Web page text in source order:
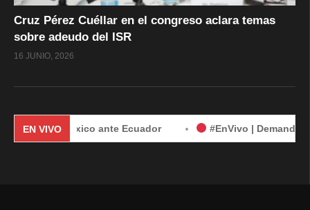
Cruz Pérez Cuéllar en el congreso aclara temas
sobre adeudo del ISR
16 JUNIO, 2026
EN VIVO
ante Ecuador #EnVivo | Demanda de México